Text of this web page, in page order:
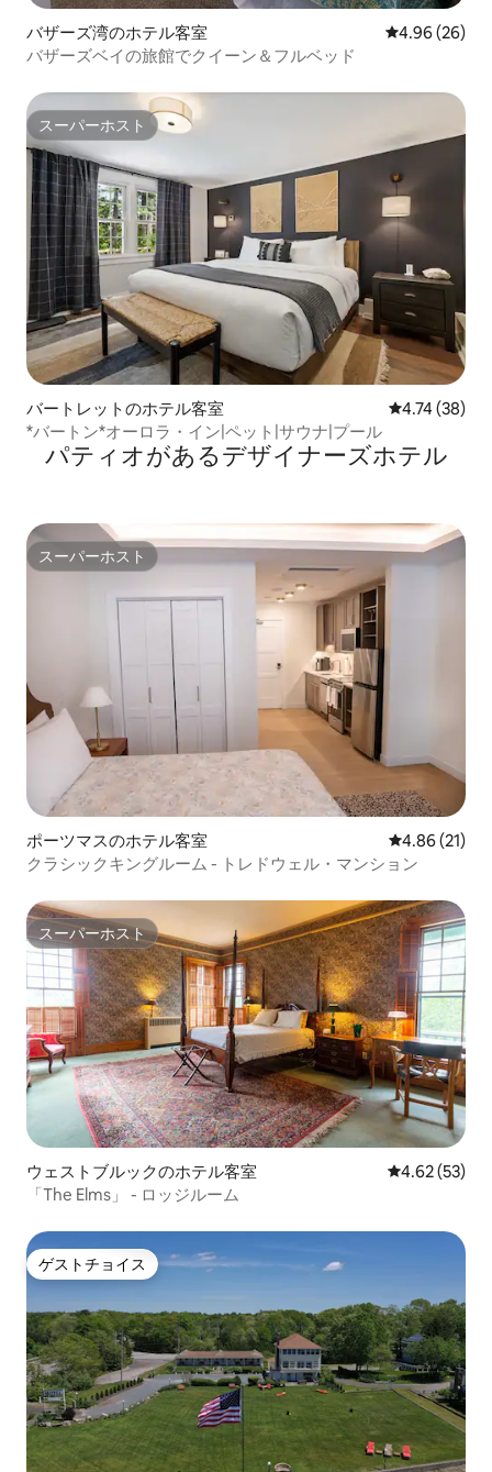
バザーズ湾のホテル客室 レビュー26
4.96 (26)
バザーズベイの旅館でクイーン＆フルベッド
スーパーホスト
スーパーホスト
バートレットのホテル客室 レビュー38
4.74 (38)
*バートン*オーロラ・イン|ペット|サウナ|プール
パティオがあるデ⁠ザ⁠イ⁠ナ⁠ー⁠ズホ⁠テ⁠ル
スーパーホスト
スーパーホスト
ポーツマスのホテル客室 レビュー21
4.86 (21)
クラシックキングルーム - トレドウェル・マンション
スーパーホスト
スーパーホスト
ウェストブルックのホテル客室 レビュー53
4.62 (53)
「The Elms」 - ロッジルーム
ゲストチョイス
ゲストチョイス